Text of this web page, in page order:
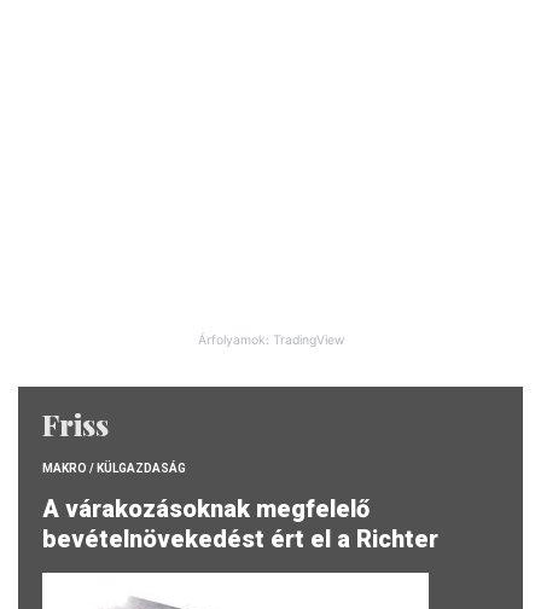
Árfolyamok: TradingView
Friss
MAKRO / KÜLGAZDASÁG
A várakozásoknak megfelelő
bevételnövekedést ért el a Richter